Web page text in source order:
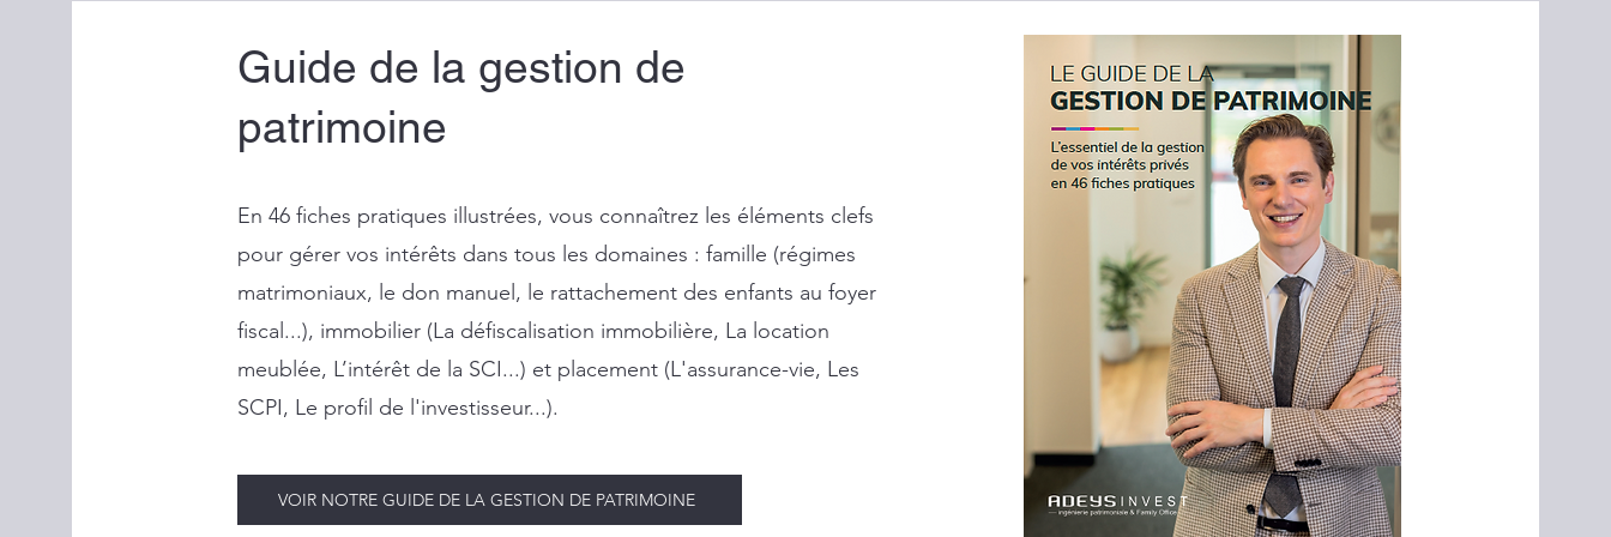
Guide de la gestion de
patrimoine
En 46 fiches pratiques illustrées, vous connaîtrez les éléments clefs
pour gérer vos intérêts dans tous les domaines : famille (régimes
matrimoniaux, le don manuel, le rattachement des enfants au foyer
fiscal...), immobilier (La défiscalisation immobilière, La location
meublée, L’intérêt de la SCI...) et placement (L'assurance-vie, Les
SCPI, Le profil de l'investisseur...).
VOIR NOTRE GUIDE DE LA GESTION DE PATRIMOINE